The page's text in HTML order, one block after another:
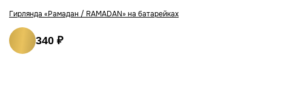
Гирлянда «Рамадан / RAMADAN» на батарейках
340 ₽